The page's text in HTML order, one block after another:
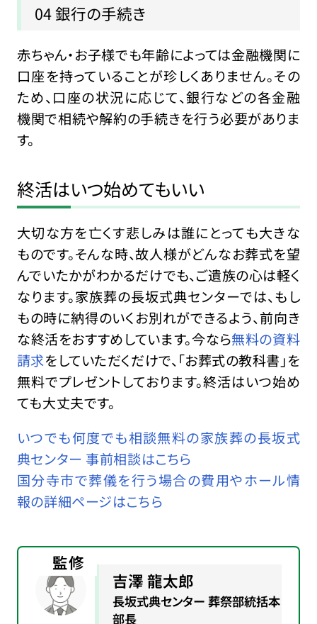
04 銀行の手続き
赤ちゃん・お子様でも年齢によっては金融機関に
口座を持っていることが珍しくありません。その
ため、口座の状況に応じて、銀行などの各金融
機関で相続や解約の手続きを行う必要がありま
す。
終活はいつ始めてもいい
大切な方を亡くす悲しみは誰にとっても大きな
ものです。そんな時、故人様がどんなお葬式を望
んでいたかがわかるだけでも、ご遺族の心は軽く
なります。家族葬の長坂式典センターでは、もし
もの時に納得のいくお別れができるよう、前向き
な終活をおすすめしています。今なら無料の資料
請求をしていただくだけで、「お葬式の教科書」を
無料でプレゼントしております。終活はいつ始め
ても大丈夫です。
いつでも何度でも相談無料の家族葬の長坂式
典センター 事前相談はこちら
国分寺市で葬儀を行う場合の費用やホール情
報の詳細ページはこちら
監修
吉澤 龍太郎
長坂式典センター 葬祭部統括本
部長